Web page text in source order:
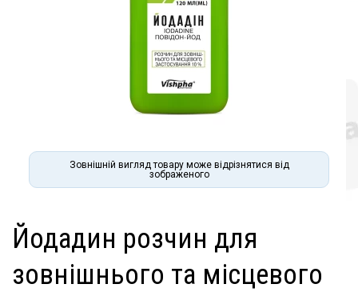
Зовнішній вигляд товару може відрізнятися від
зображеного
йодадин розчин для
зовнішнього та місцевого